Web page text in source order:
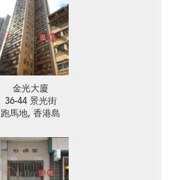
金光大廈
36-44 景光街
跑馬地, 香港島